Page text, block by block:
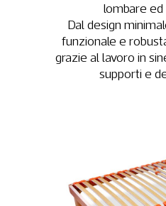
lombare ed
Dal design
funzionale e
grazie al lavoro in
supporti e